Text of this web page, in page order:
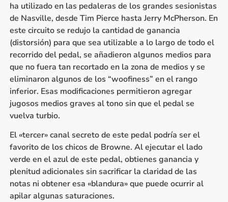
ha utilizado en las pedaleras de los grandes sesionistas
de Nasville, desde Tim Pierce hasta Jerry McPherson. En
este circuito se redujo la cantidad de ganancia
(distorsión) para que sea utilizable a lo largo de todo el
recorrido del pedal, se añadieron algunos medios para
que no fuera tan recortado en la zona de medios y se
eliminaron algunos de los “woofiness” en el rango
inferior. Esas modificaciones permitieron agregar
jugosos medios graves al tono sin que el pedal se
vuelva turbio.
El «tercer» canal secreto de este pedal podría ser el
favorito de los chicos de Browne. Al ejecutar el lado
verde en el azul de este pedal, obtienes ganancia y
plenitud adicionales sin sacrificar la claridad de las
notas ni obtener esa «blandura» que puede ocurrir al
apilar algunas saturaciones.